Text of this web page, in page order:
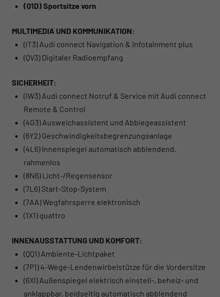
(Q1D) Sportsitze vorn
MULTIMEDIA UND KOMMUNIKATION:
(IT3) Audi connect Navigation & Infotainment plus
(QV3) Digitaler Radioempfang
SICHERHEIT:
(IW3) Audi connect Notruf & Service mit Audi connect
Remote & Control
(4G3) Ausweichassistent und Abbiegeassistent
(6Y2) Geschwindigkeitsbegrenzungsanlage
(4L6) Innenspiegel automatisch abblendend,
rahmenlos
(8N6) Licht-/Regensensor
(7L6) Start-Stop-System
(7AA) Wegfahrsperre elektronisch
(1X1) quattro
INNENAUSSTATTUNG UND KOMFORT:
(QQ1) Ambiente-Lichtpaket
(7P1) 4-Wege-Lendenwirbelstütze für die Vordersitze
(6XI) Außenspiegel elektrisch einstell-, beheiz- und
anklappbar, beidseitig automatisch abblendend